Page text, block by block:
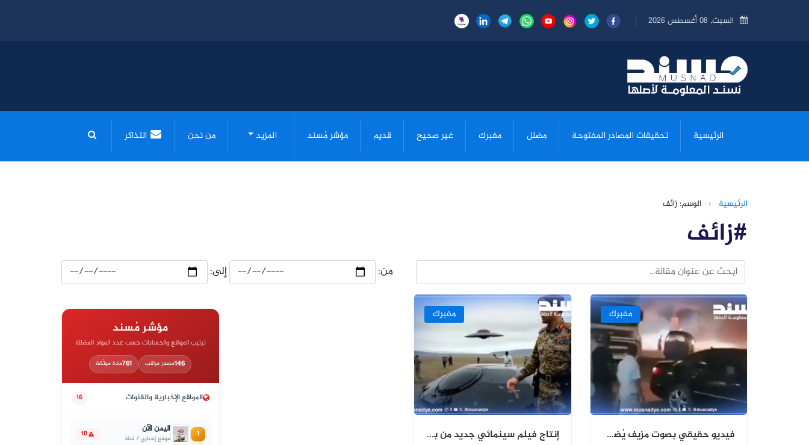
السبت, 08 أغسطس 2026
الرئيسية تحقيقات المصادر المفتوحة مضلل مفبرك غير صحيح قديم مؤشر مُسند المزيد من نحن التذاكر
الرئيسية › الوسم: زائف
#زائف
من: إلى:
مفبرك
فيديو حقيقي بصوت مزيف يُضخم احتجاجات عدن
مفبرك
إنتاج فيلم سينمائي جديد من بطولة يحيى سريع ماحقيقة ذالك؟
مؤشر مُسند
ترتيب المواقع والحسابات حسب عدد المواد المضللة
146مصدر مراقب 761مادة موثّقة
المواقع الإخبارية والقنوات 16
1 اليمن الآن
موقع إخباري / قناة 10